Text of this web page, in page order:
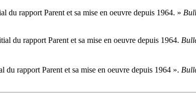
du rapport Parent et sa mise en oeuvre depuis 1964. »
du rapport Parent et sa mise en oeuvre depuis 1964.
rapport Parent et sa mise en oeuvre depuis 1964 ».